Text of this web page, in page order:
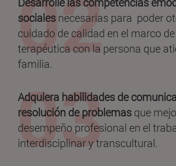
sociales necesarias para poder
cuidado de calidad en el marco
terapéutica con la persona que
familia.
Adquiera habilidades de
resolución de problemas que
desempeño profesional en el
interdisciplinar y transcultural.